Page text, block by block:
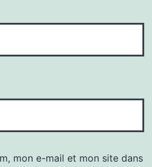
mon e-mail et mon site dans